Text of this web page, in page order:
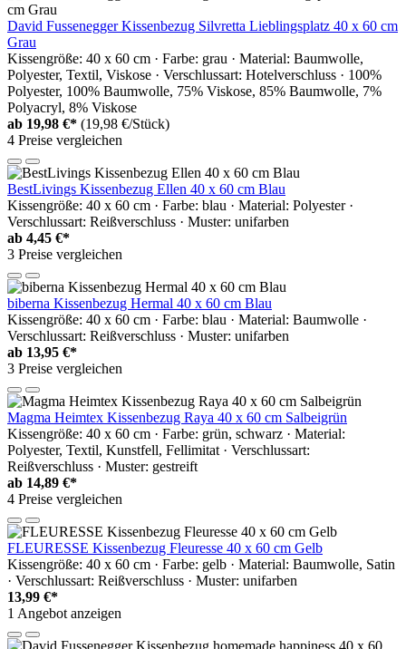
David Fussenegger Kissenbezug Silvretta Lieblingsplatz 40 x 60 cm
Grau
Kissengröße: 40 x 60 cm · Farbe: grau · Material: Baumwolle,
Polyester, Textil, Viskose · Verschlussart: Hotelverschluss · 100%
Polyester, 100% Baumwolle, 75% Viskose, 85% Baumwolle, 7%
Polyacryl, 8% Viskose
ab 19,98 €* (19,98 €/Stück)
4 Preise vergleichen
BestLivings Kissenbezug Ellen 40 x 60 cm Blau
Kissengröße: 40 x 60 cm · Farbe: blau · Material: Polyester ·
Verschlussart: Reißverschluss · Muster: unifarben
ab 4,45 €*
3 Preise vergleichen
biberna Kissenbezug Hermal 40 x 60 cm Blau
Kissengröße: 40 x 60 cm · Farbe: blau · Material: Baumwolle ·
Verschlussart: Reißverschluss · Muster: unifarben
ab 13,95 €*
3 Preise vergleichen
Magma Heimtex Kissenbezug Raya 40 x 60 cm Salbeigrün
Kissengröße: 40 x 60 cm · Farbe: grün, schwarz · Material:
Polyester, Textil, Kunstfell, Fellimitat · Verschlussart:
Reißverschluss · Muster: gestreift
ab 14,89 €*
4 Preise vergleichen
FLEURESSE Kissenbezug Fleuresse 40 x 60 cm Gelb
Kissengröße: 40 x 60 cm · Farbe: gelb · Material: Baumwolle, Satin
· Verschlussart: Reißverschluss · Muster: unifarben
13,99 €*
1 Angebot anzeigen